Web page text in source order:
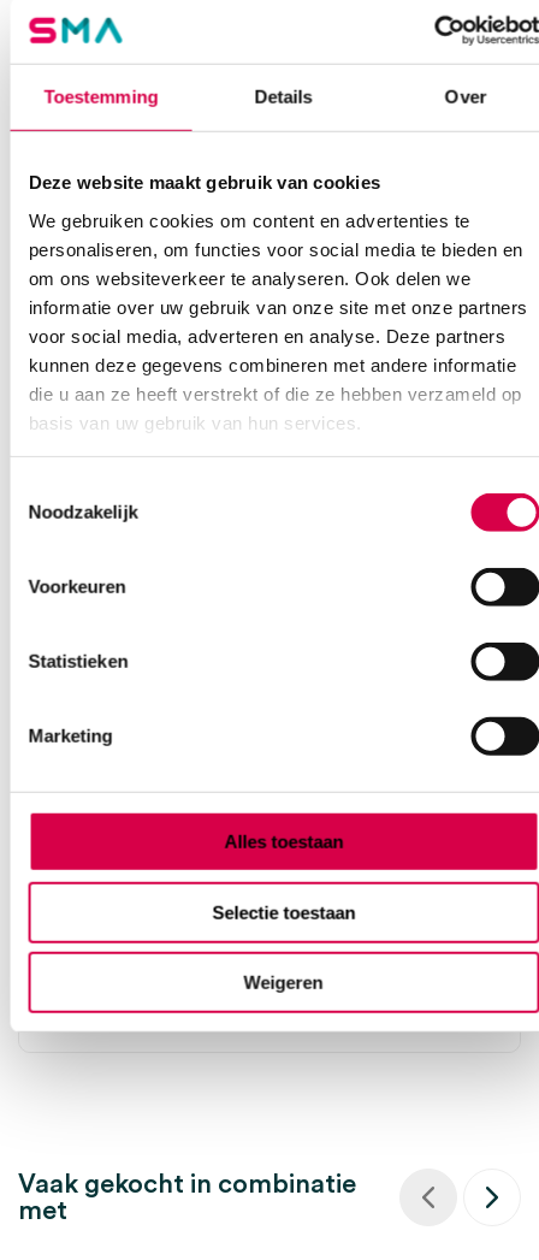
Toestemming Details Over
Deze website maakt gebruik van cookies
We gebruiken cookies om content en advertenties te
personaliseren, om functies voor social media te bieden en
om ons websiteverkeer te analyseren. Ook delen we
informatie over uw gebruik van onze site met onze partners
voor social media, adverteren en analyse. Deze partners
kunnen deze gegevens combineren met andere informatie
die u aan ze heeft verstrekt of die ze hebben verzameld op
basis van uw gebruik van hun services.
Noodzakelijk
Voorkeuren
Statistieken
Marketing
Alles toestaan
Selectie toestaan
Weigeren
Of contacteer ons via een van de onderstaande opties.
Onze klantenservice is bereikbaar van maandag t/m vrijdag van
08:30 tot 17:00
Bel Anca E-mail Anca Contactformulier
Ook interessant
3M™ Transpore™ White Chirurgische
Hechtpleister, 2.5cm x 9.1m (1)
3.76incl. BTW
Vaak gekocht in combinatie
met